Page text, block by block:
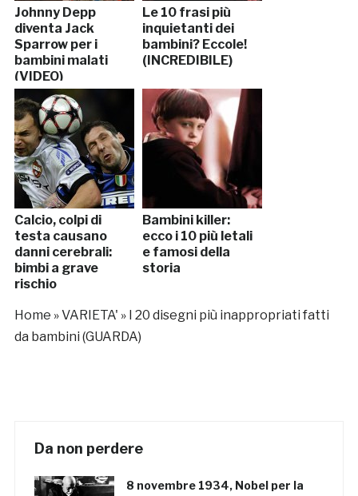
Johnny Depp
diventa Jack
Sparrow per i
bambini malati
(VIDEO)
Le 10 frasi più
inquietanti dei
bambini? Eccole!
(INCREDIBILE)
Calcio, colpi di
testa causano
danni cerebrali:
bimbi a grave
rischio
Bambini killer:
ecco i 10 più letali
e famosi della
storia
Home »VARIETA' » I 20 disegni più inappropriati fatti
da bambini (GUARDA)
Da non perdere
8 novembre 1934, Nobel per la